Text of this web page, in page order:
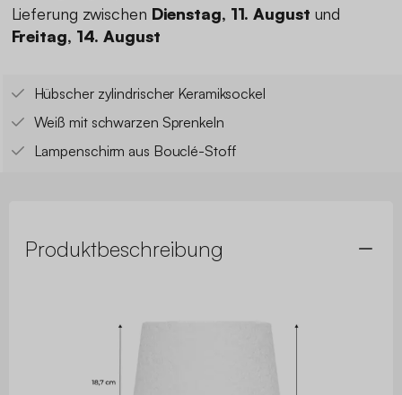
Lieferung zwischen Dienstag, 11. August und
Freitag, 14. August
Hübscher zylindrischer Keramiksockel
Weiß mit schwarzen Sprenkeln
Lampenschirm aus Bouclé-Stoff
Produktbeschreibung